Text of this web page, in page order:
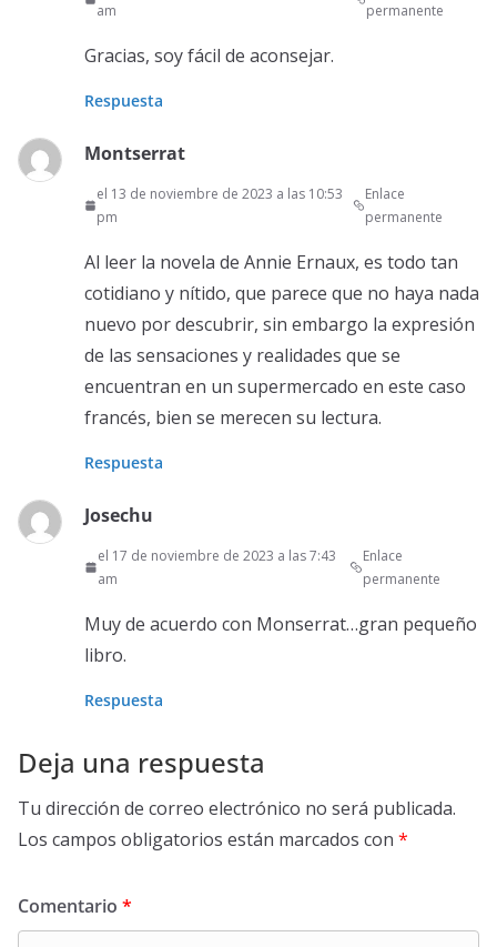
am
permanente
Gracias, soy fácil de aconsejar.
Respuesta
Montserrat
el 13 de noviembre de 2023 a las 10:53
pm
Enlace
permanente
Al leer la novela de Annie Ernaux, es todo tan
cotidiano y nítido, que parece que no haya nada
nuevo por descubrir, sin embargo la expresión
de las sensaciones y realidades que se
encuentran en un supermercado en este caso
francés, bien se merecen su lectura.
Respuesta
Josechu
el 17 de noviembre de 2023 a las 7:43
am
Enlace
permanente
Muy de acuerdo con Monserrat…gran pequeño
libro.
Respuesta
Deja una respuesta
Tu dirección de correo electrónico no será publicada.
Los campos obligatorios están marcados con *
Comentario *